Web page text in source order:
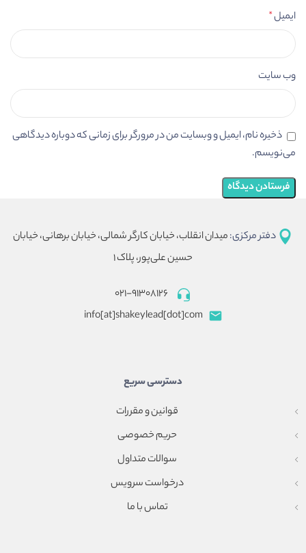
ایمیل*
وب‌ سایت
ذخیره نام، ایمیل و وبسایت من در مرورگر برای زمانی که دوباره دیدگاهی
می‌نویسم.
دفتر مرکزی:میدان انقلاب، خیابان کارگر شمالی، خیابان برهانی، خیابان
حسین علی‌پور، پلاک ۱
۰۲۱-۹۱۳۰۸۱۲۶
دسترسی سریع
قوانین و مقررات
حریم خصوصی
سوالات متداول
درخواست سرویس
تماس با ما